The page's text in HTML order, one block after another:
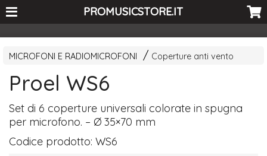
<-- Curio's GSC -->PROMUSICSTORE.IT
MICROFONI E RADIOMICROFONI Coperture anti vento
Proel WS6
Set di 6 coperture universali colorate in spugna
per microfono. – Ø 35×70 mm
Codice prodotto:WS6